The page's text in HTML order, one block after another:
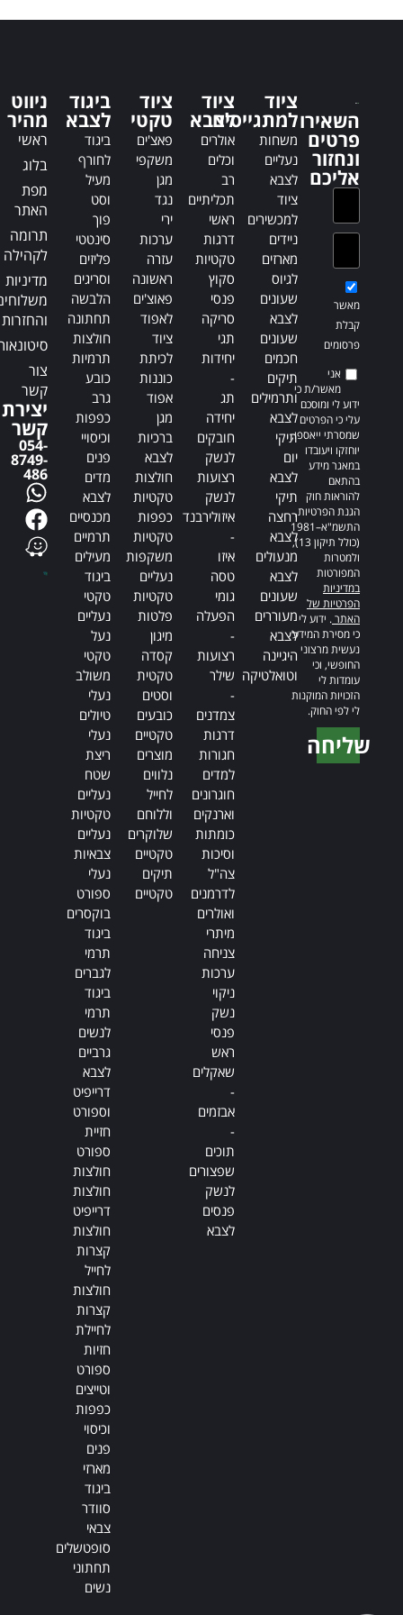
t
i
v
e
t
i
השאירו
פרטים
ונחזור
אליכם
מאשר
קבלת
פרסומים
אני
מאשר/ת כי
ידוע לי ומוסכם
עלי כי הפרטים
שמסרתי ייאספו,
יוחזקו ויעובדו
במאגר מידע
בהתאם
להוראות חוק
הגנת הפרטיות,
התשמ"א–1981
(כולל תיקון 13),
ולמטרות
המפורטות
במדיניות
הפרטיות של
האתר. ידוע לי
כי מסירת המידע
נעשית מרצוני
החופשי, וכי
עומדות לי
הזכויות המוקנות
לי לפי החוק.
שליחה
ציוד
למתגייסים
משחות
נעליים
לצבא
ציוד
למכשירים
ניידים
מארזים
לגיוס
שעונים
לצבא
שעונים
חכמים
תיקים
ותרמילים
לצבא
תיקי
יום
לצבא
תיקי
רחצה
לצבא
מנעולים
לצבא
שעונים
מעוררים
לצבא
היגיינה
וטואלטיקה
ציוד
לצבא
אולרים
וכלים
רב
תכליתיים
ראשי
דרגות
טקטיות
סקוץ
פנסי
סריקה
תגי
יחידות
-
תג
יחידה
חובקים
לנשק
רצועות
לנשק
איזולירבנד
-
איזו
טסה
גומי
הפעלה
-
רצועות
שילר
-
צמדנים
דרגות
חגורות
למדים
חוגרונים
וארנקים
כומתות
וסיכות
צה"ל
לדרמנים
ואולרים
מיתרי
צניחה
ערכות
ניקוי
נשק
פנסי
ראש
שאקלים
-
אבזמים
-
תוכים
שפצורים
לנשק
פנסים
לצבא
ציוד
טקטי
פאצ'ים
משקפי
מגן
נגד
ירי
ערכות
עזרה
ראשונה
פאוצ'ים
לאפוד
ציוד
לכיתת
כוננות
אפוד
מגן
ברכיות
לצבא
חולצות
טקטיות
כפפות
טקטיות
משקפות
נעליים
טקטיות
פלטות
מיגון
קסדה
טקטית
וסטים
כובעים
טקטיים
מוצרים
נלווים
לחייל
וללוחם
שלוקרים
טקטיים
תיקים
טקטיים
ביגוד
לצבא
ביגוד
לחורף
מעיל
וסט
פוך
סינטטי
פליזים
וסריגים
הלבשה
תחתונה
חולצות
תרמיות
כובע
גרב
כפפות
וכיסויי
פנים
מדים
לצבא
מכנסיים
תרמיים
מעילים
ביגוד
טקטי
נעליים
נעל
טקטי
משולב
נעלי
טיולים
נעלי
ריצת
שטח
נעליים
טקטיות
נעליים
צבאיות
נעלי
ספורט
בוקסרים
ביגוד
תרמי
לגברים
ביגוד
תרמי
לנשים
גרביים
לצבא
דרייפיט
וספורט
חזיית
ספורט
חולצות
חולצות
דרייפיט
חולצות
קצרות
לחייל
חולצות
קצרות
לחיילת
חזיות
ספורט
וטייצים
כפפות
וכיסוי
פנים
מארזי
ביגוד
סוודר
צבאי
סופטשלים
תחתוני
נשים
ניווט
מהיר
ראשי
בלוג
מפת
האתר
תרומה
לקהילה
מדיניות
והחזרות
צור
קשר
יצירת
קשר
054-
8749-
486